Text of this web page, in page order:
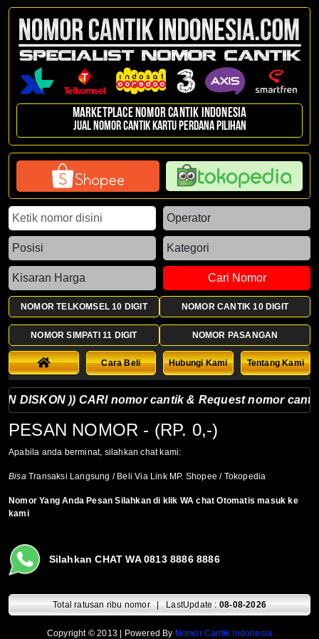
Marketplace Nomor Cantik Indonesia
Jual nomor cantik kartu perdana pilihan
Cari Nomor
NOMOR TELKOMSEL 10 DIGIT NOMOR CANTIK 10 DIGIT
NOMOR SIMPATI 11 DIGIT NOMOR PASANGAN
Cara Beli Hubungi Kami Tentang Kami
DISKON )) CARI nomor cantik & Request nomor
PESAN NOMOR - (RP. 0,-)
Apabila anda berminat, silahkan chat kami:
BisaTransaksi Langsung / Beli Via Link MP. Shopee / Tokopedia
Nomor Yang Anda Pesan Silahkan di klik WA chat Otomatis masuk ke
kami
Silahkan CHAT WA 0813 8886 8886
Total ratusan ribu nomor | LastUpdate :08-08-2026
Copyright © 2013 | Powered By Nomor Cantik Indonesia